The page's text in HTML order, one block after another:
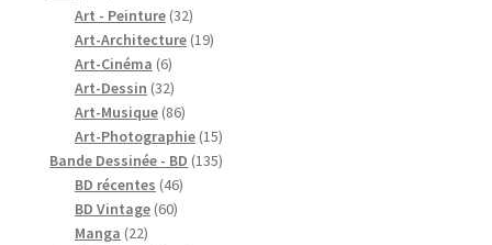
produits
Art - Peinture 3232
produits
Art-Architecture 1919
Art-Cinéma 66
produits
Art-Dessin 3232
produits
Art-Musique 8686
produits
Art-Photographie 1515
produits
Bande Dessinée - BD 135135
BD récentes 4646
BD Vintage 6060
Manga 2222